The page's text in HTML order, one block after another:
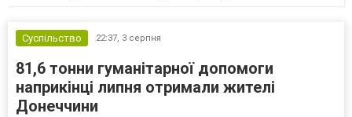
Суспільство 22:37, 3 серпня
81,6 тонни гуманітарної допомоги
наприкінці липня отримали жителі
Донеччини